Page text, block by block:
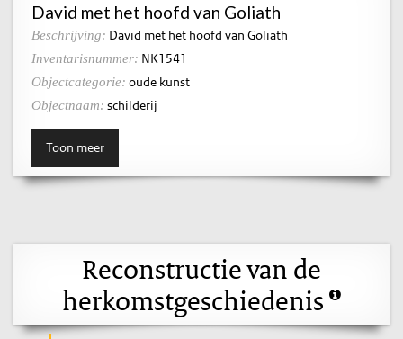
David met het hoofd van Goliath
Beschrijving: David met het hoofd van Goliath
Inventarisnummer: NK1541
Objectcategorie: oude kunst
Objectnaam: schilderij
Toon meer
Reconstructie van de
herkomstgeschiedenis